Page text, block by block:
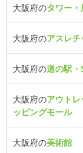
大阪府のタワー・
大阪府のアスレチ
大阪府の道の駅・
大阪府のアウトレ
ッピングモール
大阪府の美術館